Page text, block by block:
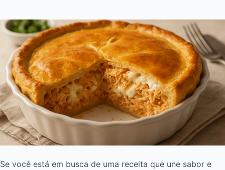
Se você está em busca de uma receita que une sabor e